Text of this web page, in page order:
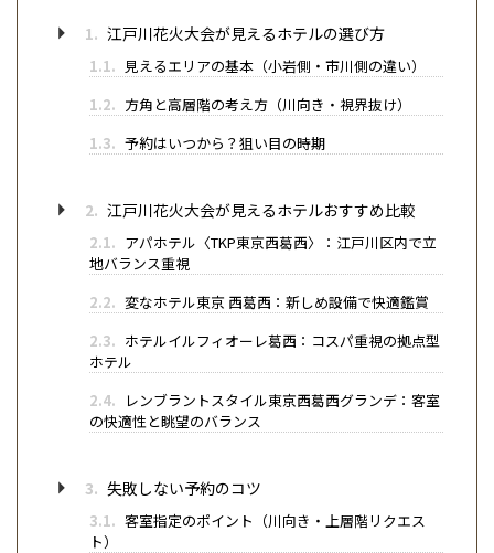
1. 江戸川花火大会が見えるホテルの選び方
1.1. 見えるエリアの基本（小岩側・市川側の違い）
1.2. 方角と高層階の考え方（川向き・視界抜け）
1.3. 予約はいつから？狙い目の時期
2. 江戸川花火大会が見えるホテルおすすめ比較
2.1. アパホテル〈TKP東京西葛西〉：江戸川区内で立
地バランス重視
2.2. 変なホテル東京 西葛西：新しめ設備で快適鑑賞
2.3. ホテルイルフィオーレ葛西：コスパ重視の拠点型
ホテル
2.4.
レンブラントスタイル東京西葛西グランデ：客室
の快適性と眺望のバランス
3. 失敗しない予約のコツ
3.1. 客室指定のポイント（川向き・上層階リクエス
ト）